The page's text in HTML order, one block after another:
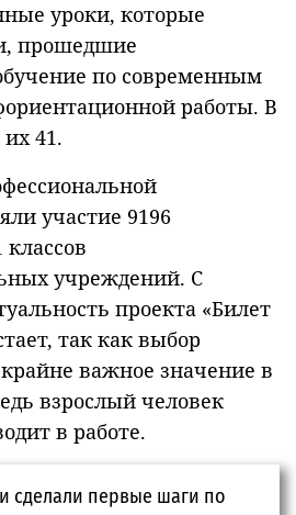
уроки, которые
прошедшие
по современным
работы. В
41.
участие 9196
учреждений. С
проекта «Билет
так как выбор
важное значение в
взрослый человек
в работе.